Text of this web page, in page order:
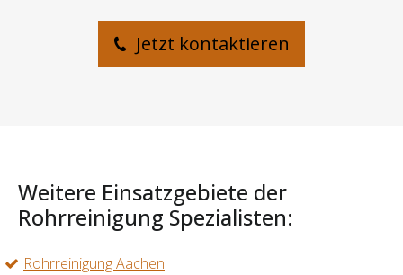
Jetzt kontaktieren
Weitere Einsatzgebiete der
Rohrreinigung Spezialisten:
Rohrreinigung Aachen